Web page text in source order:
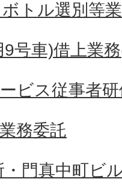
トル選別等
号車)借上業
ビス従事者
務委託
・門真中町ビ